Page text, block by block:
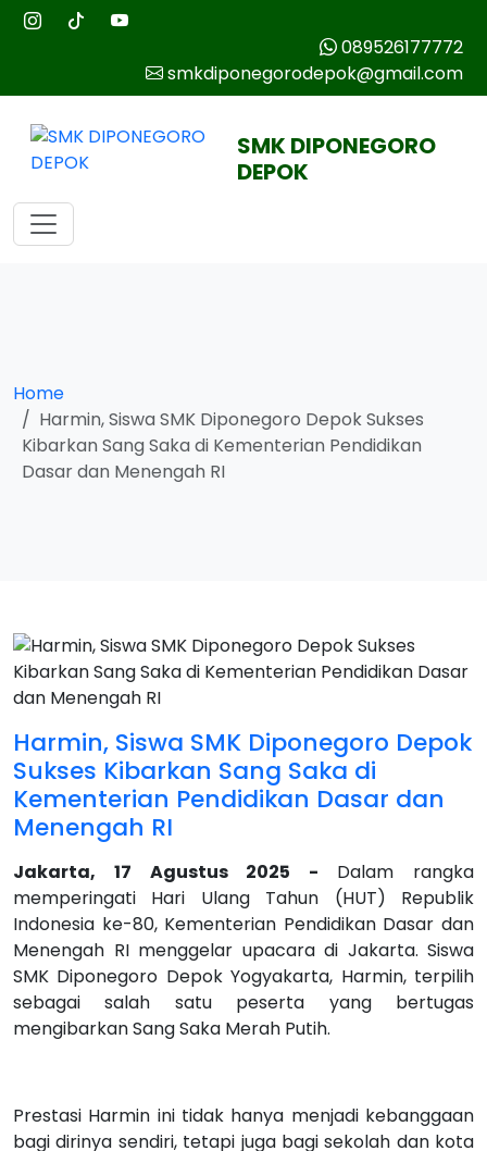
089526177772
smkdiponegorodepok@gmail.com
SMK DIPONEGORO
DEPOK
Home
Harmin, Siswa SMK Diponegoro Depok Sukses
Kibarkan Sang Saka di Kementerian Pendidikan
Dasar dan Menengah RI
Harmin, Siswa SMK Diponegoro Depok
Sukses Kibarkan Sang Saka di
Kementerian Pendidikan Dasar dan
Menengah RI
Jakarta, 17 Agustus 2025 - Dalam rangka
memperingati Hari Ulang Tahun (HUT) Republik
Indonesia ke-80, Kementerian Pendidikan Dasar dan
Menengah RI menggelar upacara di Jakarta. Siswa
SMK Diponegoro Depok Yogyakarta, Harmin, terpilih
sebagai salah satu peserta yang bertugas
mengibarkan Sang Saka Merah Putih.
Prestasi Harmin ini tidak hanya menjadi kebanggaan
bagi dirinya sendiri, tetapi juga bagi sekolah dan kota